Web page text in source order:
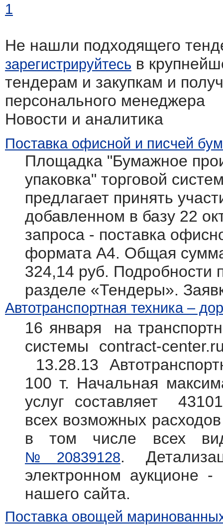
1
Не нашли подходящего
зарегистрируйтесь в
тендерам и закупкам и
персонального менеджера
Новости и аналитика
Поставка офисной и писчей
Площадка "Бумажное
упаковка" торговой
предлагает принять
добавленном в базу 22
запроса - поставка
формата А4. Общая
324,14 руб. Подробности
разделе «Тендеры».
Автотранспортная техника –
16 января на
системы contract-
13.28.13
100 т. Начальная
услуг составляет
всех возможных
в том числе всех
№20839128.
электронном аукционе
нашего сайта.
Поставка овощей